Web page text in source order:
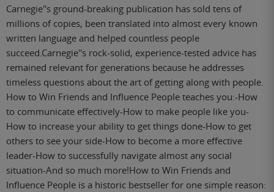
Carnegie''s ground-breaking publication has sold tens of
millions of copies, been translated into almost every known
written language and helped countless people
succeed.Carnegie''s rock-solid, experience-tested advice has
remained relevant for generations because he addresses
timeless questions about the art of getting along with people.
How to Win Friends and Influence People teaches you:-How
to communicate effectively-How to make people like you-
How to increase your ability to get things done-How to get
others to see your side-How to become a more effective
leader-How to successfully navigate almost any social
situation-And so much more!How to Win Friends and
Influence People is a historic bestseller for one simple reason: